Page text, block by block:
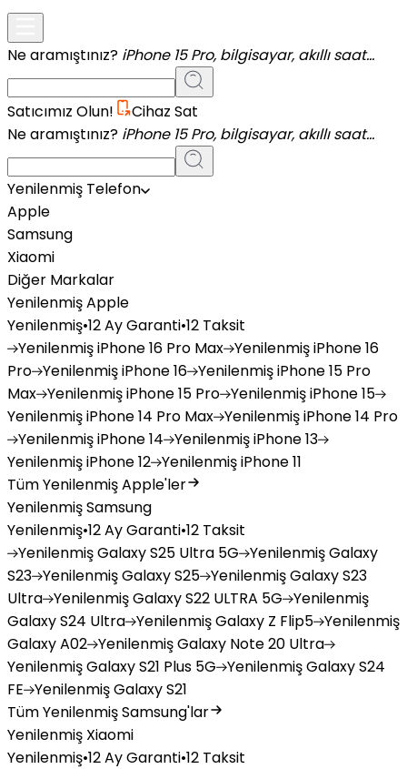
Ne aramıştınız? iPhone 15 Pro, bilgisayar, akıllı saat...
Satıcımız Olun!
Cihaz Sat
Ne aramıştınız? iPhone 15 Pro, bilgisayar, akıllı saat...
Yenilenmiş Telefon
Apple
Samsung
Xiaomi
Diğer Markalar
Yenilenmiş Apple
Yenilenmiş•12 Ay Garanti•12 Taksit
YenilenmişiPhone 16 Pro Max YenilenmişiPhone 16
Pro YenilenmişiPhone 16 YenilenmişiPhone 15 Pro
Max YenilenmişiPhone 15 Pro YenilenmişiPhone 15
YenilenmişiPhone 14 Pro Max YenilenmişiPhone 14 Pro
YenilenmişiPhone 14 YenilenmişiPhone 13
YenilenmişiPhone 12 YenilenmişiPhone 11
Tüm Yenilenmiş Apple'ler
Yenilenmiş Samsung
Yenilenmiş•12 Ay Garanti•12 Taksit
YenilenmişGalaxy S25 Ultra 5G YenilenmişGalaxy
S23 YenilenmişGalaxy S25 YenilenmişGalaxy S23
Ultra YenilenmişGalaxy S22 ULTRA 5G Yenilenmiş
Galaxy S24 Ultra YenilenmişGalaxy Z Flip5 Yenilenmiş
Galaxy A02 YenilenmişGalaxy Note 20 Ultra
YenilenmişGalaxy S21 Plus 5G YenilenmişGalaxy S24
FE YenilenmişGalaxy S21
Tüm Yenilenmiş Samsung'lar
Yenilenmiş Xiaomi
Yenilenmiş•12 Ay Garanti•12 Taksit